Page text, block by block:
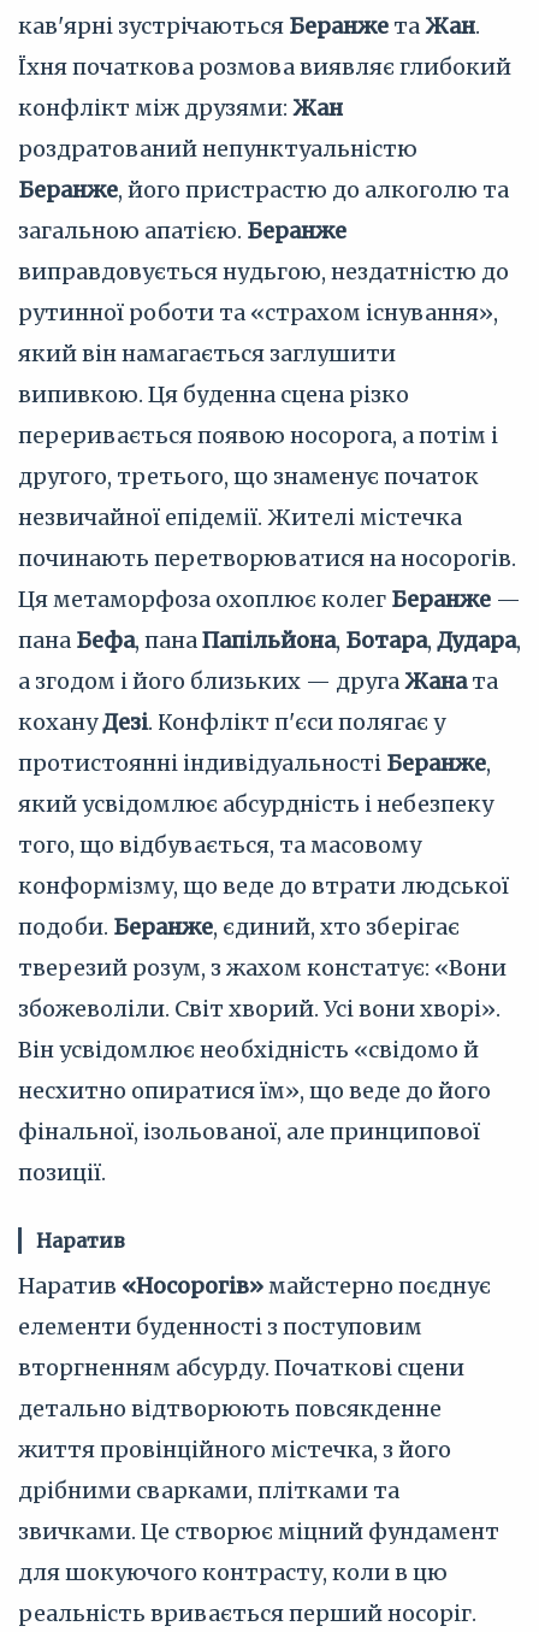
кав'ярні зустрічаються Беранже таЖан.
Їхня початкова розмова виявляє глибокий
конфлікт між друзями: Жан
роздратований непунктуальністю
Беранже, його пристрастю до алкоголю та
загальною апатією. Беранже
виправдовується нудьгою, нездатністю до
рутинної роботи та «страхом існування»,
який він намагається заглушити
випивкою. Ця буденна сцена різко
переривається появою носорога, а потім і
другого, третього, що знаменує початок
незвичайної епідемії. Жителі містечка
починають перетворюватися на носорогів.
Ця метаморфоза охоплює колег Беранже —
пана Бефа, панаПапільйона, Ботара, Дудара,
а згодом і його близьких — другаЖаната
кохануДезі. Конфлікт п'єси полягає у
протистоянні індивідуальності Беранже,
який усвідомлює абсурдність і небезпеку
того, що відбувається, та масовому
конформізму, що веде до втрати людської
подоби. Беранже, єдиний, хто зберігає
тверезий розум, з жахом констатує: «Вони
збожеволіли. Світ хворий. Усі вони хворі».
Він усвідомлює необхідність «свідомо й
несхитно опиратися їм», що веде до його
фінальної, ізольованої, але принципової
позиції.
Наратив
Наратив «Носорогів»майстерно поєднує
елементи буденності з поступовим
вторгненням абсурду. Початкові сцени
детально відтворюють повсякденне
життя провінційного містечка, з його
дрібними сварками, плітками та
звичками. Це створює міцний фундамент
для шокуючого контрасту, коли в цю
реальність вривається перший носоріг.